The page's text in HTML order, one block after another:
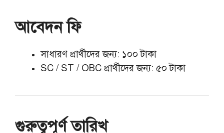
আবেদন ফি
সাধারণ প্রার্থীদের জন্য: ১০০ টাকা
SC / ST / OBC প্রার্থীদের জন্য: ৫০ টাকা
গুরুত্বপূর্ণ তারিখ